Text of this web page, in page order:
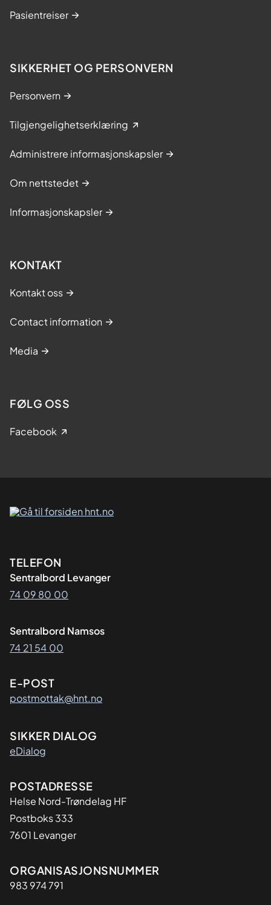
Pasientreiser
SIKKERHET OG PERSONVERN
Personvern
Tilgjengelighetserklæring
Administrere informasjonskapsler
Om nettstedet
Informasjonskapsler
KONTAKT
Kontakt oss
Contact information
Media
FØLG OSS
Facebook
Kontaktinformasjon
TELEFON
Sentralbord Levanger
74 09 80 00
Sentralbord Namsos
74 21 54 00
E-POST
postmottak@hnt.no
SIKKER DIALOG
eDialog
Adresse
POSTADRESSE
Helse Nord-Trøndelag HF
Postboks 333
7601 Levanger
Organisasjon
ORGANISASJONSNUMMER
983 974 791